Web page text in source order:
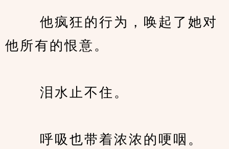
他疯狂的行为，唤起了她对
他所有的恨意。
泪水止不住。
呼吸也带着浓浓的哽咽。